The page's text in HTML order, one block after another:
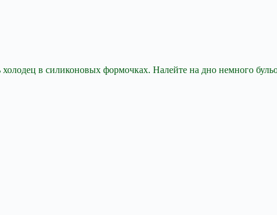
в силиконовых формочках. Налейте на дно немного